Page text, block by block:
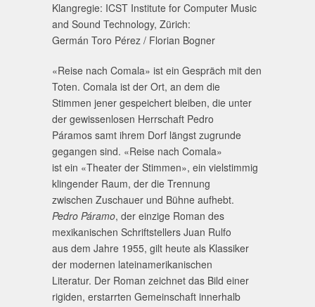
Klangregie: ICST Institute for Computer Music
and Sound Technology, Zürich:
Germán Toro Pérez / Florian Bogner
«Reise nach Comala» ist ein Gespräch mit den
Toten. Comala ist der Ort, an dem die
Stimmen jener gespeichert bleiben, die unter
der gewissenlosen Herrschaft Pedro
Páramos samt ihrem Dorf längst zugrunde
gegangen sind. «Reise nach Comala»
ist ein «Theater der Stimmen», ein vielstimmig
klingender Raum, der die Trennung
zwischen Zuschauer und Bühne aufhebt.
Pedro Páramo, der einzige Roman des
mexikanischen Schriftstellers Juan Rulfo
aus dem Jahre 1955, gilt heute als Klassiker
der modernen lateinamerikanischen
Literatur. Der Roman zeichnet das Bild einer
rigiden, erstarrten Gemeinschaft innerhalb